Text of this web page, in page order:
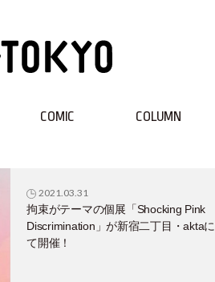
COMIC COLUMN
2021.03.31
拘束がテーマの個展「Shocking Pink
Discrimination」が新宿二丁目・aktaに
て開催！